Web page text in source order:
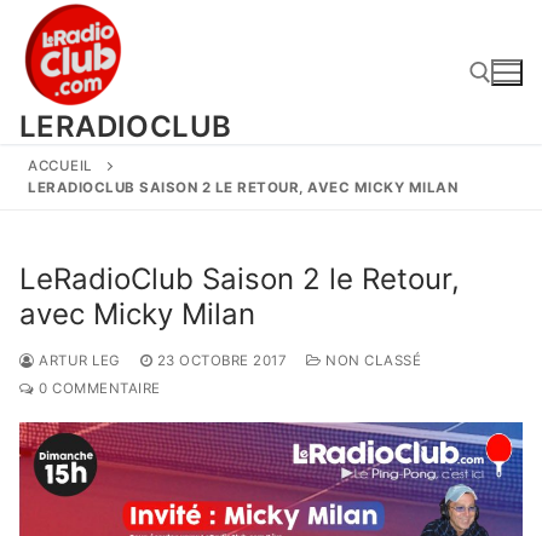
contenu
LERADIOCLUB
ACCUEIL
LERADIOCLUB SAISON 2 LE RETOUR, AVEC MICKY MILAN
LeRadioClub Saison 2 le Retour,
avec Micky Milan
ARTUR LEG 23 OCTOBRE 2017
NON CLASSÉ
0 COMMENTAIRE